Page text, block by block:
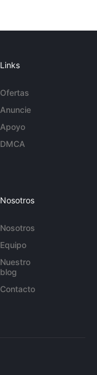
Links
Ofertas
Anuncie
Apoyo
DMCA
Nosotros
Nosotros
Equipo
Nuestro
blog
Contacto